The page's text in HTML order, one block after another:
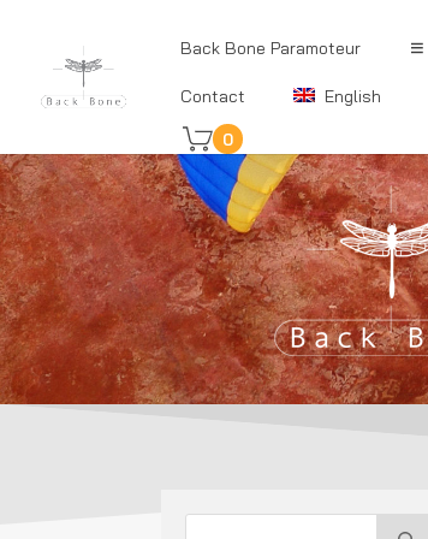
Back Bone Paramoteur
Contact
English
0